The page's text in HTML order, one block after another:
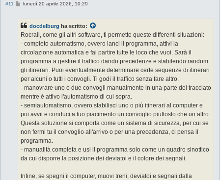
#11
M
a
g
i
o
lunedì 20 aprile 2026, 10:29
docdelburg ha scritto:
Rocrail, come gli altri software, ti permette queste differenti situazioni:
- completo automatismo, ovvero lanci il programma, attivi la
circolazione automatica e fai partire tutte le loco che vuoi. Sarà il
programma a gestire il traffico dando precedenze e stabilendo random
gli itinerari. Puoi eventualmente determinare certe sequenze di itinerari
per alcuni o tutti i convogli. Ti godi il traffico senza fare altro.
- manovrare uno o due convogli manualmente in una parte del tracciato
mentre è attivo l'automatismo di cui sopra.
- semiautomatismo, ovvero stabilisci uno o più itinerari al computer e
poi avvii e conduci a tuo piacimento un convoglio piuttosto che un altro.
Questa soluzione si comporta come un sistema di sicurezza, per cui se
non fermi tu il convoglio all'arrivo o per una precedenza, ci pensa il
programma.
- manualità completa e usi il programma solo come un quadro sinottico
da cui disporre la posizione dei deviatoi e il colore dei segnali.
Infine, se spegni il computer, muovi treni, deviatoi e segnali dalla